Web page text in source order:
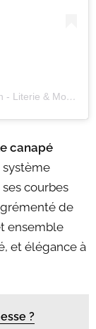
Une publication partagée par Maison Aubertin - Literie & Mobilier (@maisonaubertin)
canapé
système
courbes
de
ensemble
et élégance à
?